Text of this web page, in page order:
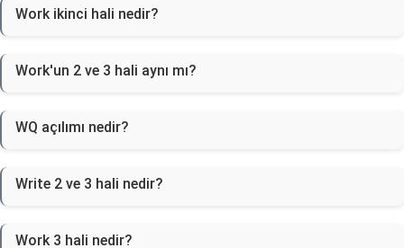
Work ikinci hali nedir?
Work'un 2 ve 3 hali aynı mı?
WQ açılımı nedir?
Write 2 ve 3 hali nedir?
Work 3 hali nedir?